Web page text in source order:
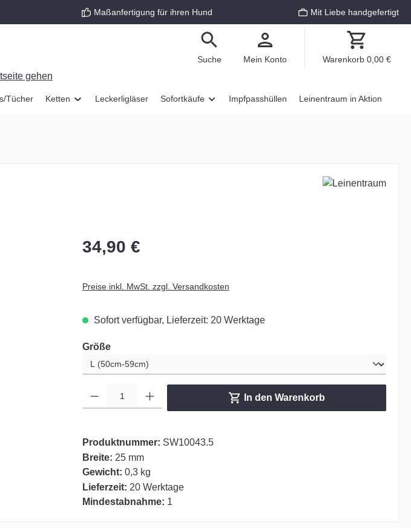
Maßanfertigung für ihren Hund Mit Liebe handgefertigt
Suche Mein Konto Warenkorb 0,00 €
Tücher Ketten Leckerligläser Sofortkäufe Impfpasshüllen Leinentraum in Aktion
34,90 €
Preise inkl. MwSt. zzgl. Versandkosten
Sofort verfügbar, Lieferzeit: 20 Werktage
Größeauswählen
In den Warenkorb
Produktnummer: SW10043.5
Breite: 25 mm
Gewicht: 0,3 kg
Lieferzeit: 20 Werktage
Mindestabnahme: 1